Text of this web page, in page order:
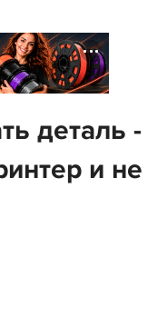
деталь -
и не